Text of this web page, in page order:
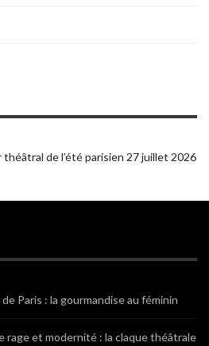
de l’été parisien 27 juillet 2026
Paris : la gourmandise au féminin
rage et modernité : la claque théâtrale